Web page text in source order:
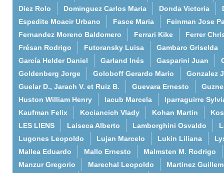
Diez Rolo
Dominguez Carlos Maria Donda Victoria
Espedite Moacir Urbano
Fasce Maria
Feinman Jose
Fernandez Moreno Baldomero
Ferrari Kike
Ferrer
Frésan Rodrigo
Futoransky Luisa
Gambaro Griselda
García Helder Daniel
Garland Inés Gasparini Juan
Goldenberg Jorge
Goloboff Gerardo Mario
Gonzalez
Guelar D., Jarach V. et Ruiz B.
Guevara Ernesto
Huston William Henry
Iacub Marcela
Iparraguirre
Kaufman Felix
Kociancich Vlady Kohan Martin
LES LIENS
Laiseca Alberto Lamborghini Osvaldo
Lugones Leopoldo
Lujan Marcelo Lukin Liliana
Mallea Eduardo
Mallo Ernesto
Malmsten M. Rodrigo
Manzur Gregorio
Marechal Leopoldo
Martinez